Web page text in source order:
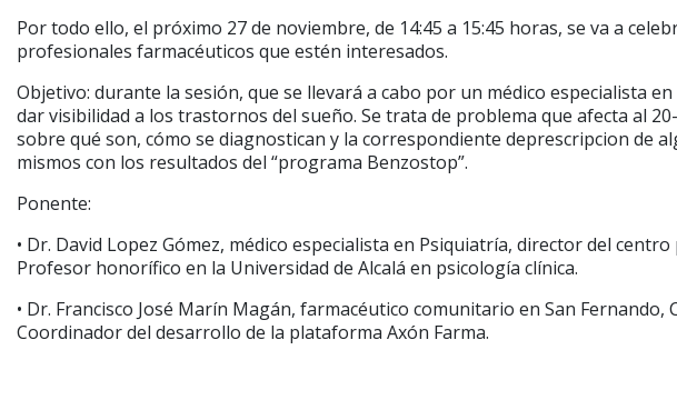
Por todo ello, el próximo 27 de noviembre, de 14:45 a 15:45 horas, se va a
profesionales farmacéuticos que estén interesados.
Objetivo: durante la sesión, que se llevará a cabo por un médico especialista
dar visibilidad a los trastornos del sueño. Se trata de problema que afecta al
sobre qué son, cómo se diagnostican y la correspondiente deprescripcion de
mismos con los resultados del “programa Benzostop”.
Ponente:
• Dr. David Lopez Gómez, médico especialista en Psiquiatría, director del
Profesor honorífico en la Universidad de Alcalá en psicología clínica.
• Dr. Francisco José Marín Magán, farmacéutico comunitario en San
Coordinador del desarrollo de la plataforma Axón Farma.